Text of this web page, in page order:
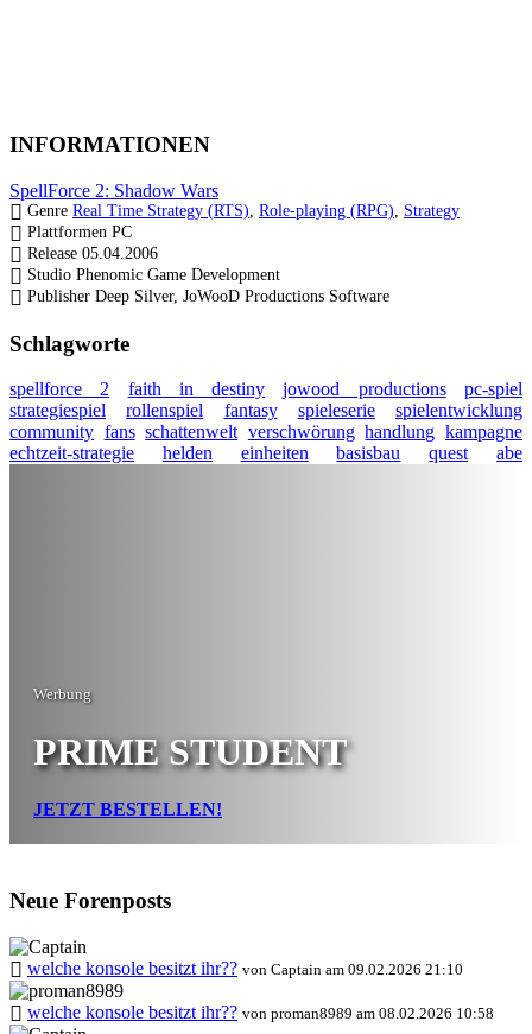
INFORMATIONEN
SpellForce 2: Shadow Wars
Genre Real Time Strategy (RTS) Role-playing (RPG)
Strategy
Plattformen PC
Release 05.04.2006
Studio Phenomic Game Development
Publisher Deep Silver, JoWooD Productions Software
Schlagworte
spellforce 2 faith in destiny jowood productions
pc-spiel
strategiespiel
rollenspiel fantasy spieleserie
spielentwicklung
community fans schattenwelt verschwörung handlung kampagne
echtzeit-strategie
helden einheiten basisbau quest abe
Werbung
PRIME STUDENT
JETZT BESTELLEN!
Neue Forenposts
welche konsole besitzt ihr?? von Captain am 09.02.2026 21:10
welche konsole besitzt ihr?? von proman8989 am 08.02.2026 10:58